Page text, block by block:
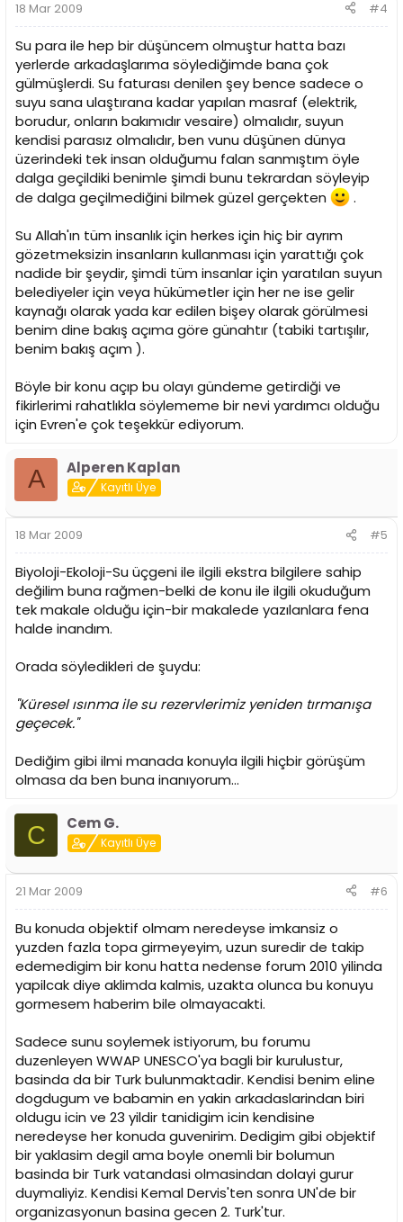
18 Mar 2009 #4
Su para ile hep bir düşüncem olmuştur hatta bazı
yerlerde arkadaşlarıma söylediğimde bana çok
gülmüşlerdi. Su faturası denilen şey bence sadece o
suyu sana ulaştırana kadar yapılan masraf (elektrik,
borudur, onların bakımıdır vesaire) olmalıdır, suyun
kendisi parasız olmalıdır, ben vunu düşünen dünya
üzerindeki tek insan olduğumu falan sanmıştım öyle
dalga geçildiki benimle şimdi bunu tekrardan söyleyip
de dalga geçilmediğini bilmek güzel gerçekten
.
Su Allah'ın tüm insanlık için herkes için hiç bir ayrım
gözetmeksizin insanların kullanması için yarattığı çok
nadide bir şeydir, şimdi tüm insanlar için yaratılan suyun
belediyeler için veya hükümetler için her ne ise gelir
kaynağı olarak yada kar edilen bişey olarak görülmesi
benim dine bakış açıma göre günahtır (tabiki tartışılır,
benim bakış açım ).
Böyle bir konu açıp bu olayı gündeme getirdiği ve
fikirlerimi rahatlıkla söylememe bir nevi yardımcı olduğu
için Evren'e çok teşekkür ediyorum.
A Alperen Kaplan
Kayıtlı Üye
18 Mar 2009 #5
Biyoloji-Ekoloji-Su üçgeni ile ilgili ekstra bilgilere sahip
değilim buna rağmen-belki de konu ile ilgili okuduğum
tek makale olduğu için-bir makalede yazılanlara fena
halde inandım.
Orada söyledikleri de şuydu:
"Küresel ısınma ile su rezervlerimiz yeniden tırmanışa
geçecek."
Dediğim gibi ilmi manada konuyla ilgili hiçbir görüşüm
olmasa da ben buna inanıyorum...
C Cem G.
Kayıtlı Üye
21 Mar 2009 #6
Bu konuda objektif olmam neredeyse imkansiz o
yuzden fazla topa girmeyeyim, uzun suredir de takip
edemedigim bir konu hatta nedense forum 2010 yilinda
yapilcak diye aklimda kalmis, uzakta olunca bu konuyu
gormesem haberim bile olmayacakti.
Sadece sunu soylemek istiyorum, bu forumu
duzenleyen WWAP UNESCO'ya bagli bir kurulustur,
basinda da bir Turk bulunmaktadir. Kendisi benim eline
dogdugum ve babamin en yakin arkadaslarindan biri
oldugu icin ve 23 yildir tanidigim icin kendisine
neredeyse her konuda guvenirim. Dedigim gibi objektif
bir yaklasim degil ama boyle onemli bir bolumun
basinda bir Turk vatandasi olmasindan dolayi gurur
duymaliyiz. Kendisi Kemal Dervis'ten sonra UN'de bir
organizasyonun basina gecen 2. Turk'tur.